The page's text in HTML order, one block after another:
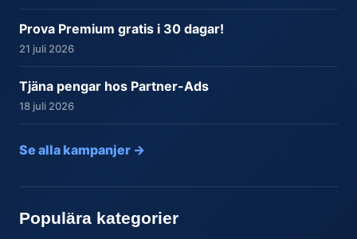
Prova Premium gratis i 30 dagar!
21 juli 2026
Tjäna pengar hos Partner-Ads
18 juli 2026
Se alla kampanjer →
Populära kategorier